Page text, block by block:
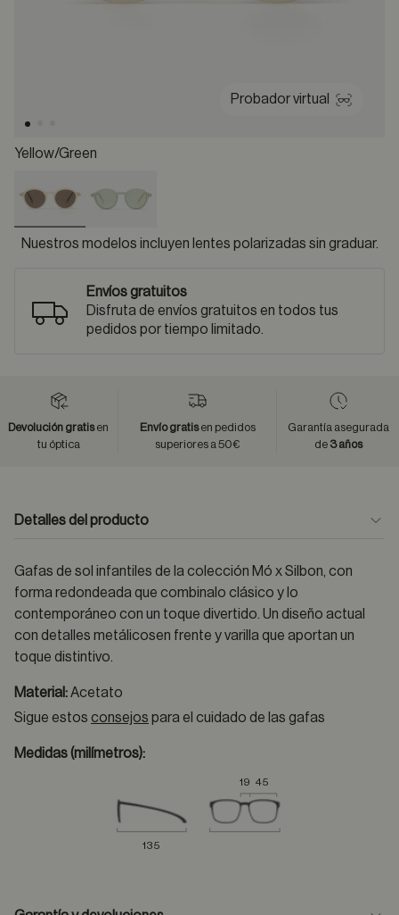
Probador virtual
Yellow/green
selected
Nuestros modelos incluyen lentes polarizadas sin graduar.
Envíos gratuitos
Disfruta de envíos gratuitos en todos tus
pedidos por tiempo limitado.
Devolución gratisen
tu óptica
Envío gratisen pedidos
superiores a 50€
Garantía asegurada
de 3 años
Detalles del producto
Gafas de sol infantiles de la colección Mó x Silbon, con
forma redondeada que combinalo clásico y lo
contemporáneo con un toque divertido. Un diseño actual
con detalles metálicosen frente y varilla que aportan un
toque distintivo.
Material:Acetato
Sigue estos consejos para el cuidado de las gafas
Medidas (milímetros):
19 45
135